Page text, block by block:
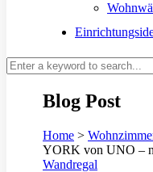
Blog Post
Home >
YORK von UNO –
Wandregal